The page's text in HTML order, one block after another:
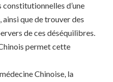
constitutionnelles d’une
ainsi que de trouver des
de ces déséquilibres.
permet cette
Chinoise, la